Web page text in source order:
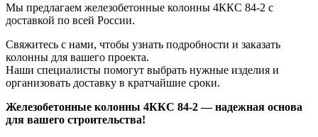
Мы предлагаем железобетонные колонны 4ККС 84-2 с
доставкой по всей России.
Свяжитесь с нами, чтобы узнать подробности и заказать
колонны для вашего проекта.
Наши специалисты помогут выбрать нужные изделия и
организовать доставку в кратчайшие сроки.
Железобетонные колонны 4ККС 84-2 — надежная основа
для вашего строительства!